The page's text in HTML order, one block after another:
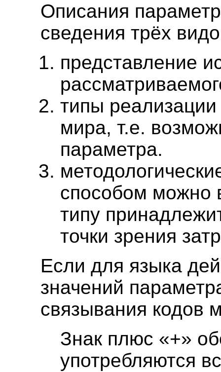
Описания
сведения трёх
представление
типы
мира, т.е.
параметра.
способом можно
типу
точки зрения
Если для языка
значений
связывания кодов
Знак плюс «+»
употребляются